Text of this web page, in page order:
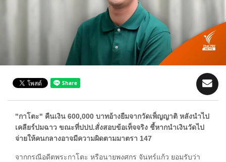
"กาโตะ" คืนเงิน 600,000 บาทอ้างยืมจากวัดเพ็ญญาติ หลังนำไป
เคลียร์ปมฉาว ขณะที่ปปป.สั่งสอบข้อเท็จจริง ชี้หากนำเงินวัดไป
จ่ายให้คนกลางอาจมีความผิดตามมาตรา 147
จากกรณีอดีตพระกาโตะ หรือนายพงศกร จันทร์แก้ว ยอมรับว่า